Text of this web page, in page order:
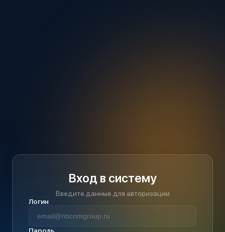
Вход в систему
Введите данные для авторизации
Логин
Пароль